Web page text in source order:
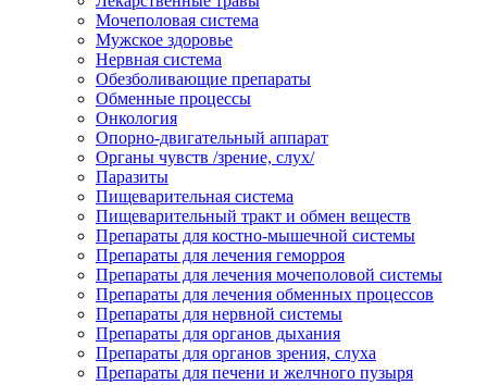
Мочеполовая система
Мужское здоровье
Нервная система
Обезболивающие препараты
Обменные процессы
Онкология
Опорно-двигательный аппарат
Органы чувств /зрение, слух/
Паразиты
Пищеварительная система
Пищеварительный тракт и обмен веществ
Препараты для костно-мышечной системы
Препараты для лечения геморроя
Препараты для лечения мочеполовой системы
Препараты для лечения обменных процессов
Препараты для нервной системы
Препараты для органов дыхания
Препараты для органов зрения, слуха
Препараты для печени и желчного пузыря